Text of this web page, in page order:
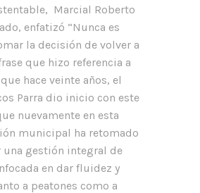
Marcial Roberto
enfatizó “Nunca es
la decisión de volver a
que hizo referencia a
hace veinte años, el
Parra dio inicio con este
nuevamente en esta
municipal ha retomado
una gestión integral de
en dar fluidez y
a peatones como a